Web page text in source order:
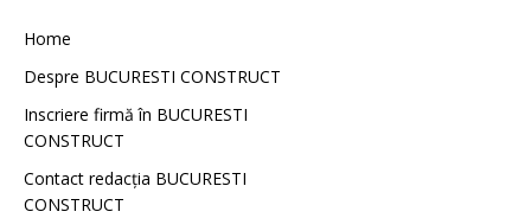
Home
Despre BUCURESTI CONSTRUCT
Inscriere firmă în BUCURESTI
CONSTRUCT
Contact redacţia BUCURESTI
CONSTRUCT